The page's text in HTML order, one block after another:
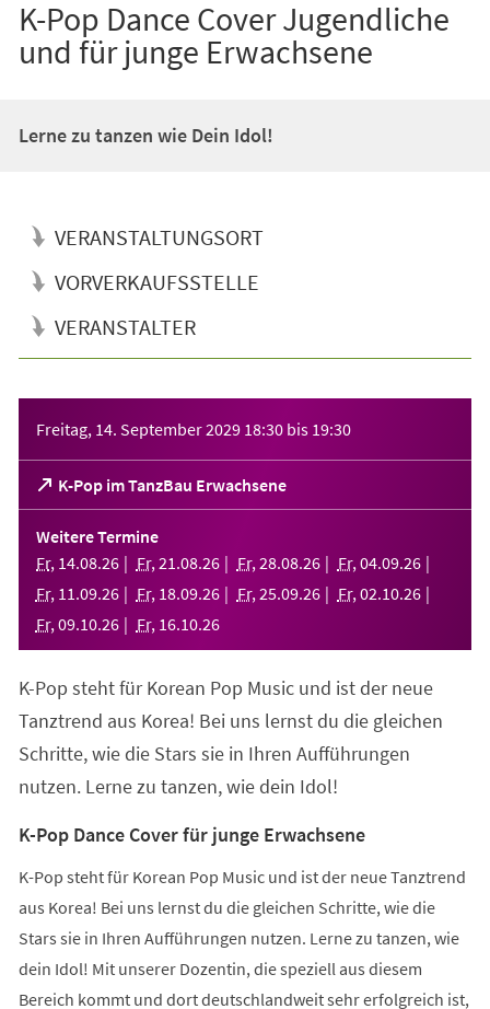
K-Pop Dance Cover Jugendliche
und für junge Erwachsene
Lerne zu tanzen wie Dein Idol!
VERANSTALTUNGSORT
VORVERKAUFSSTELLE
VERANSTALTER
Freitag, 14. September 2029 18:30 bis 19:30
K-Pop im TanzBau Erwachsene
(Öffnet
in
einem
neuen
Tab)
Weitere Termine
Fr, 14.08.26 Fr, 21 .08.26 Fr, 28.08.26 Fr, 04.09.26
Fr, 11 .09.26 Fr, 18.09.26 Fr, 25.09.26 Fr, 02.10.26
Fr, 09.10.26 Fr, 16.10.26
K-Pop steht für Korean Pop Music und ist der neue
Tanztrend aus Korea! Bei uns lernst du die gleichen
Schritte, wie die Stars sie in Ihren Aufführungen
nutzen. Lerne zu tanzen, wie dein Idol!
K-Pop Dance Cover für junge Erwachsene
K-Pop steht für Korean Pop Music und ist der neue Tanztrend
aus Korea! Bei uns lernst du die gleichen Schritte, wie die
Stars sie in Ihren Aufführungen nutzen. Lerne zu tanzen, wie
dein Idol! Mit unserer Dozentin, die speziell aus diesem
Bereich kommt und dort deutschlandweit sehr erfolgreich ist,